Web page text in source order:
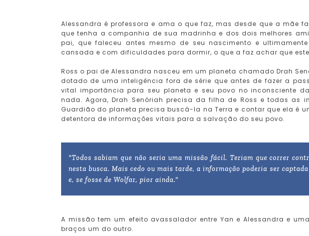
Alessandra é professora e ama o que faz, mas desde que a mãe
que tenha a companhia de sua madrinha e dos dois melhores
pai, que faleceu antes mesmo de seu nascimento e
cansada e com dificuldades para dormir, o que a faz achar que
Ross o pai de Alessandra nasceu em um planeta chamado Drah
dotado de uma inteligência fora de série que antes de fazer a
vital importância para seu planeta e seu povo no inconsciente
nada. Agora, Drah Senóriah precisa da filha de Ross e todas as
Guardião do planeta precisa buscá-la na Terra e contar que ela é
detentora de informações vitais para a salvação do seu povo.
"Todos sabiam que não seria uma missão fácil. Teriam que correr
nesta busca. Mais cedo ou mais tarde, a informação poderia ser
e, se fosse de Wolfar, pior ainda."
A missão tem um efeito avassalador entre Yan e Alessandra e
braços um do outro.